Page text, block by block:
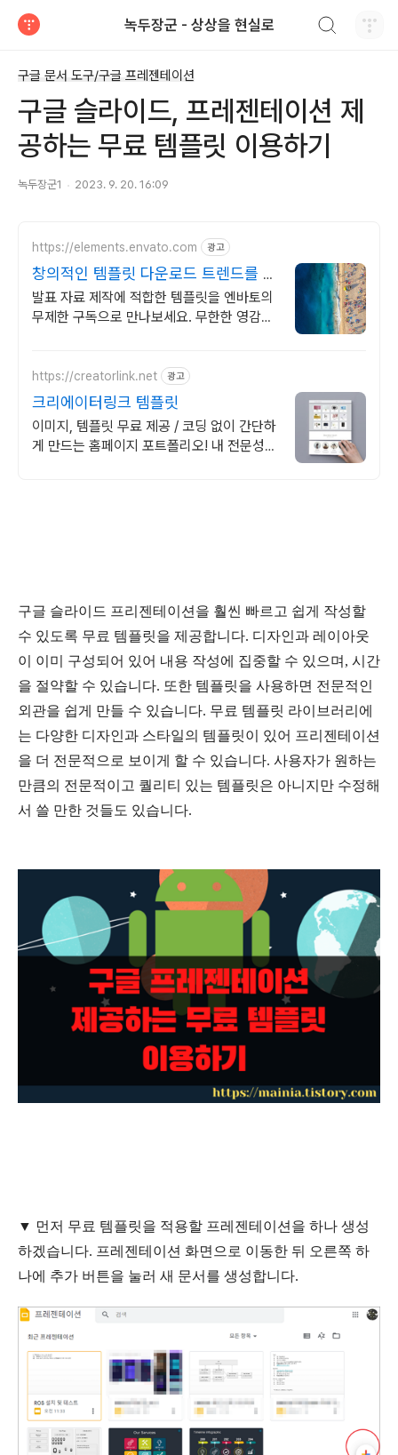
녹두장군 - 상상을 현실로
구글 문서 도구/구글 프레젠테이션
구글 슬라이드, 프레젠테이션 제
공하는 무료 템플릿 이용하기
녹두장군1 2023. 9. 20. 16:09
https://elements.envato.com 광고
창의적인 템플릿 다운로드 트렌드를 이
끄는 인기 콘텐츠
발표 자료 제작에 적합한 템플릿을 엔바토의
무제한 구독으로 만나보세요. 무한한 영감과
https://creatorlink.net 광고
크리에이터링크 템플릿
이미지, 템플릿 무료 제공 / 코딩 없이 간단하
게 만드는 홈페이지 포트폴리오! 내 전문성을
구글 슬라이드 프리젠테이션을 훨씬 빠르고 쉽게 작성할
수 있도록 무료 템플릿을 제공합니다. 디자인과 레이아웃
이 이미 구성되어 있어 내용 작성에 집중할 수 있으며, 시간
을 절약할 수 있습니다. 또한 템플릿을 사용하면 전문적인
외관을 쉽게 만들 수 있습니다. 무료 템플릿 라이브러리에
는 다양한 디자인과 스타일의 템플릿이 있어 프리젠테이션
을 더 전문적으로 보이게 할 수 있습니다. 사용자가 원하는
만큼의 전문적이고 퀄리티 있는 템플릿은 아니지만 수정해
서 쓸 만한 것들도 있습니다.
▼ 먼저 무료 템플릿을 적용할 프레젠테이션을 하나 생성
하겠습니다. 프레젠테이션 화면으로 이동한 뒤 오른쪽 하
나에 추가 버튼을 눌러 새 문서를 생성합니다.